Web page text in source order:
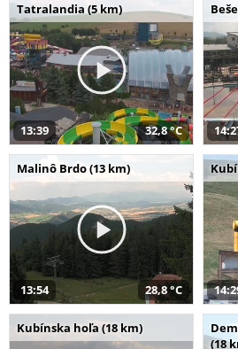
Tatralandia (5 km)
13:39 32,8 °C
Malinô Brdo (13 km)
13:54 28,8 °C
Kubínska hoľa (18 km)
(18